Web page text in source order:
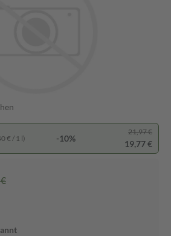
€ / 1 l) -10%
21,97 €
19,77 €